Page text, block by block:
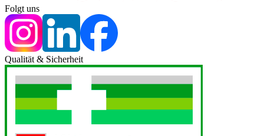
Folgt uns
Qualität & Sicherheit